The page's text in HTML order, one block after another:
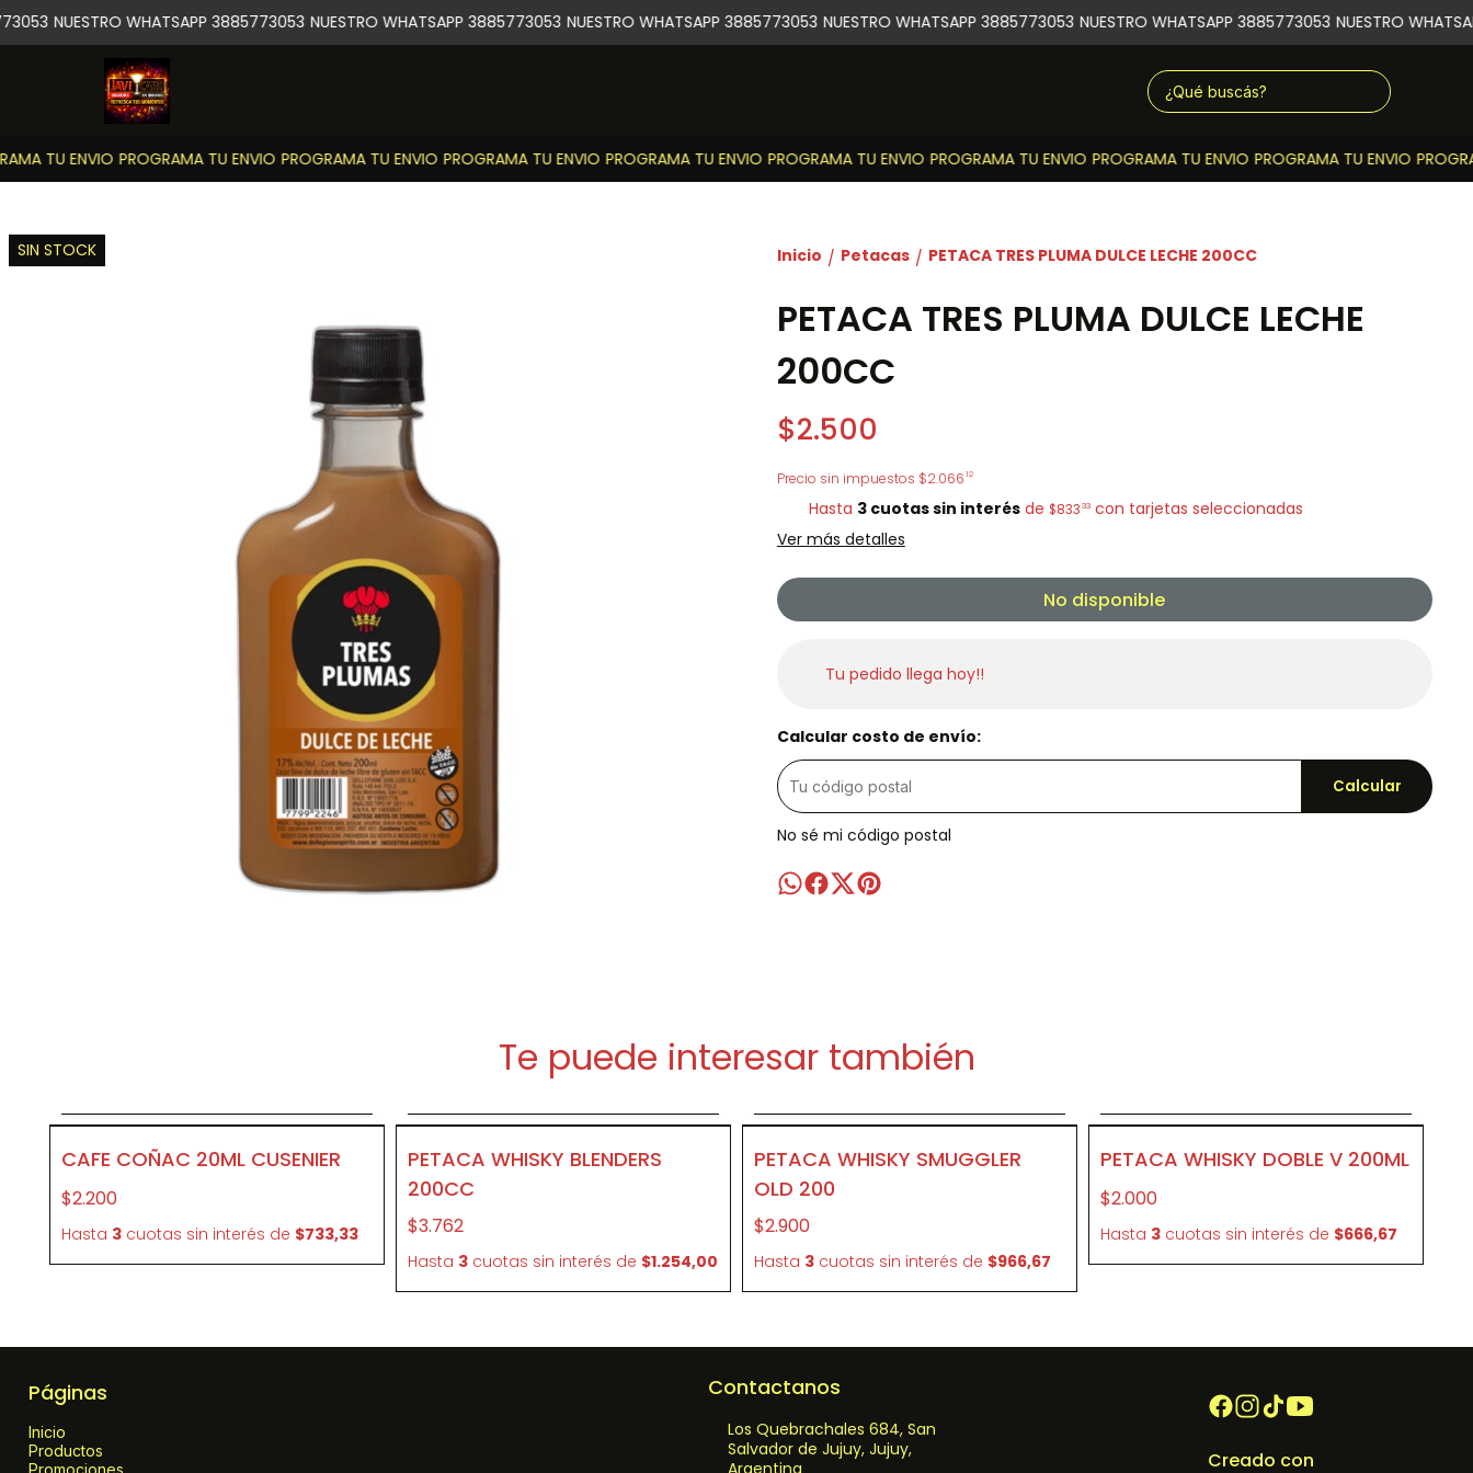
TU ENVIO PROGRAMA TU ENVIO PROGRAMA TU ENVIO PROGRAMA TU ENVIO PROGRAMA TU ENVIO PROGRAMA TU ENVIO PROGRAMA TU ENVIO PROGRAMA TU ENVIO PROGRAMA TU ENVIO
NUESTRO WHATSAPP 3885773053 NUESTRO WHATSAPP 3885773053 NUESTRO WHATSAPP 3885773053 NUESTRO WHATSAPP 3885773053 NUESTRO WHATSAPP 3885773053 NUESTRO
SIN STOCK Inicio / Petacas / PETACA TRES PLUMA DULCE LECHE 200CC
PETACA TRES PLUMA DULCE LECHE
200CC
$2.500
Precio sin impuestos $2.06612
Hasta 3 cuotas sin interésde $83333con tarjetas seleccionadas
Ver más detalles
No disponible
Tu pedido llega hoy!!
Calcular costo de envío:
Calcular
No sé mi código postal
Te puede interesar también
CAFE COÑAC 20ML CUSENIER
$2.200
Hasta 3 cuotas sin interés de $733,33
PETACA WHISKY BLENDERS
200CC
$3.762
Hasta 3 cuotas sin interés de $1.254,00
PETACA WHISKY SMUGGLER
OLD 200
$2.900
Hasta 3 cuotas sin interés de $966,67
PETACA WHISKY DOBLE V 200ML
$2.000
Hasta 3 cuotas sin interés de $666,67
Páginas
Inicio
Productos
Promociones
Contactanos
Los Quebrachales 684, San
Salvador de Jujuy, Jujuy,
Argentina
Creado con